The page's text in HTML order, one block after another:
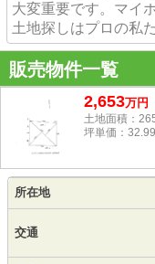
大変重要です。マイ
土地探しはプロの私
販売物件一覧
2,653万円
土地面積：
坪単価：
所在地
交通